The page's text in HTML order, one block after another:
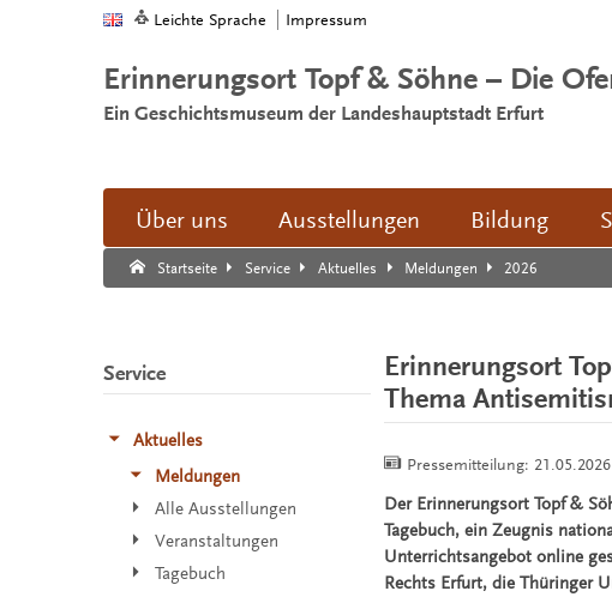
Leichte Sprache Impressum
Erinnerungsort Topf & Söhne – Die
Ein Geschichtsmuseum der Landeshauptstadt Erfurt
Über uns Ausstellungen Bildung
Startseite Service Aktuelles Meldungen 2026
Suche:
Suche Ende.
Erinnerungsort
Thema
Pressemitteilung:
Der Erinnerungsort Topf &
Tagebuch, ein Zeugnis
Unterrichtsangebot online
Rechts Erfurt, die Thüringer
Service
Aktuelles
Meldungen
Alle Ausstellungen
Veranstaltungen
Tagebuch